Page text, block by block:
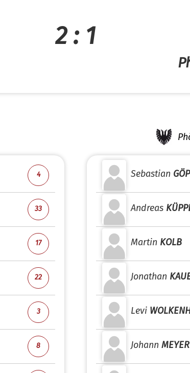
2 : 1
4
33
17
22
3
8
Sebastian
Andreas
Martin KOLB
Jonathan
Levi
Johann MEYER